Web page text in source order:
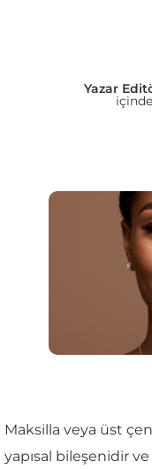
Yazar
içinde
Maksilla veya üst
yapısal bileşenidir